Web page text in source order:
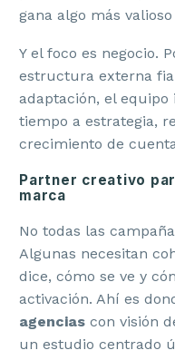
gana algo más
Y el foco es negocio.
estructura externa
adaptación, el
tiempo a estrategia,
crecimiento de
Partner creativo
marca
No todas las
Algunas necesitan
dice, cómo se ve y
activación. Ahí es
agencias con visión
un estudio centrado